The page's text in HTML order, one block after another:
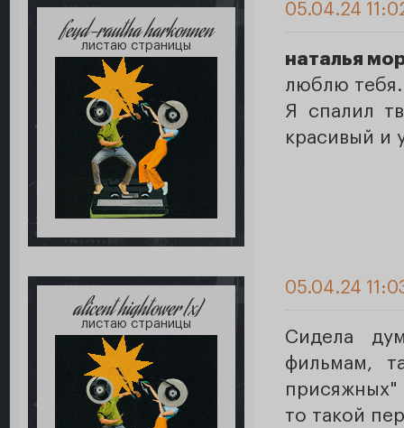
feyd-rautha harkonnen
листаю страницы
05.04.24
наталья
люблю тебя.
Я спалил
красивый и
alicent hightower [x]
листаю страницы
05.04.24
Сидела
фильмам,
присяжных"
то такой